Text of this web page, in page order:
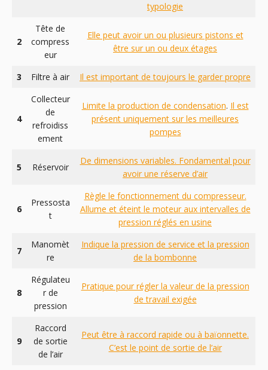
typologie
2
Tête de
compress
eur
Elle peut avoir un ou plusieurs pistons et
être sur un ou deux étages
3 Filtre à air Il est important de toujours le garder propre
4
Collecteur
de
refroidiss
ement
Limite la production de condensation. Il est
présent uniquement sur les meilleures
pompes
5 Réservoir
De dimensions variables. Fondamental pour
avoir une réserve d’air
6
Pressosta
t
Règle le fonctionnement du compresseur.
Allume et éteint le moteur aux intervalles de
pression réglés en usine
7
Manomèt
re
Indique la pression de service et la pression
de la bombonne
8
Régulateu
r de
pression
Pratique pour régler la valeur de la pression
de travail exigée
9
Raccord
de sortie
de l’air
Peut être à raccord rapide ou à baïonnette.
C’est le point de sortie de l’air